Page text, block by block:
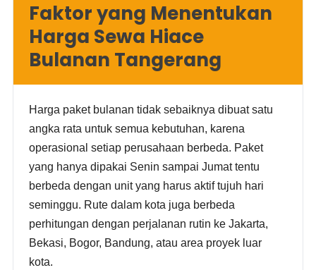
Faktor yang Menentukan
Harga Sewa Hiace
Bulanan Tangerang
Harga paket bulanan tidak sebaiknya dibuat satu
angka rata untuk semua kebutuhan, karena
operasional setiap perusahaan berbeda. Paket
yang hanya dipakai Senin sampai Jumat tentu
berbeda dengan unit yang harus aktif tujuh hari
seminggu. Rute dalam kota juga berbeda
perhitungan dengan perjalanan rutin ke Jakarta,
Bekasi, Bogor, Bandung, atau area proyek luar
kota.